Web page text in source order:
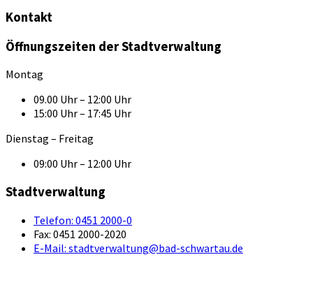
Kontakt
Öffnungszeiten der Stadtverwaltung
Montag
09.00 Uhr – 12:00 Uhr
15:00 Uhr – 17:45 Uhr
Dienstag – Freitag
09:00 Uhr – 12:00 Uhr
Stadtverwaltung
Telefon: 0451 2000-0
Fax: 0451 2000-2020
E-Mail: stadtverwaltung@bad-schwartau.de